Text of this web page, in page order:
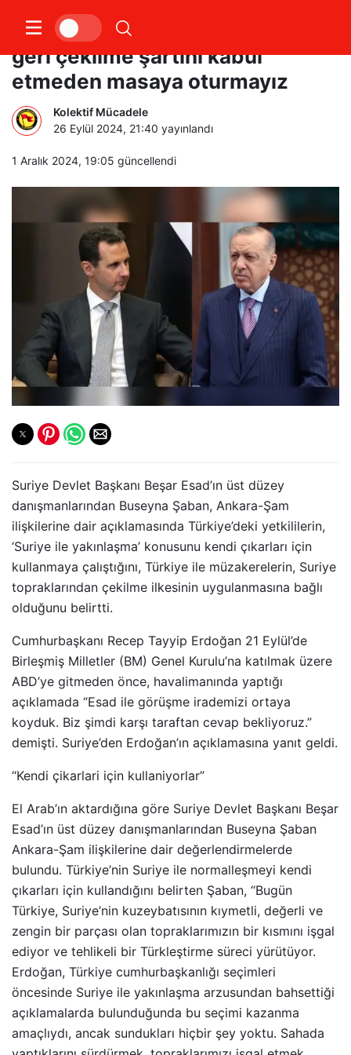
Esad’ın danışmanı: Türkiye ile
geri çekilme şartını kabul
etmeden masaya oturmayız
Kolektif Mücadele
26 Eylül 2024, 21:40 yayınlandı
1 Aralık 2024, 19:05 güncellendi
Suriye Devlet Başkanı Beşar Esad’ın üst düzey
danışmanlarından Buseyna Şaban, Ankara-Şam
ilişkilerine dair açıklamasında Türkiye’deki yetkililerin,
‘Suriye ile yakınlaşma’ konusunu kendi çıkarları için
kullanmaya çalıştığını, Türkiye ile müzakerelerin, Suriye
topraklarından çekilme ilkesinin uygulanmasına bağlı
olduğunu belirtti.
Cumhurbaşkanı Recep Tayyip Erdoğan 21 Eylül’de
Birleşmiş Milletler (BM) Genel Kurulu’na katılmak üzere
ABD’ye gitmeden önce, havalimanında yaptığı
açıklamada “Esad ile görüşme irademizi ortaya
koyduk. Biz şimdi karşı taraftan cevap bekliyoruz.”
demişti. Suriye’den Erdoğan’ın açıklamasına yanıt geldi.
“Kendi çikarlari için kullaniyorlar”
El Arab’ın aktardığına göre Suriye Devlet Başkanı Beşar
Esad’ın üst düzey danışmanlarından Buseyna Şaban
Ankara-Şam ilişkilerine dair değerlendirmelerde
bulundu. Türkiye’nin Suriye ile normalleşmeyi kendi
çıkarları için kullandığını belirten Şaban, “Bugün
Türkiye, Suriye’nin kuzeybatısının kıymetli, değerli ve
zengin bir parçası olan topraklarımızın bir kısmını işgal
ediyor ve tehlikeli bir Türkleştirme süreci yürütüyor.
Erdoğan, Türkiye cumhurbaşkanlığı seçimleri
öncesinde Suriye ile yakınlaşma arzusundan bahsettiği
açıklamalarda bulunduğunda bu seçimi kazanma
amaçlıydı, ancak sundukları hiçbir şey yoktu. Sahada